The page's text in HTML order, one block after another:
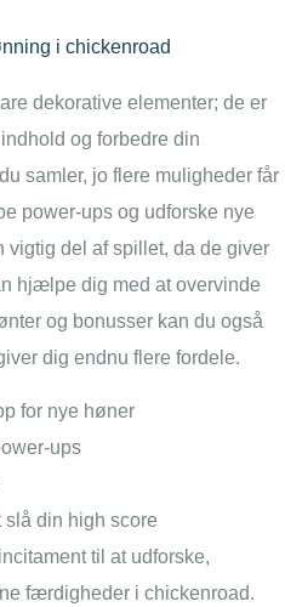
i chickenroad
dekorative elementer; de er
og forbedre din
samler, jo flere muligheder får
power-ups og udforske nye
vigtig del af spillet, da de giver
hjælpe dig med at overvinde
og bonusser kan du også
dig endnu flere fordele.
for nye høner
ups
slå din high score
til at udforske,
færdigheder i chickenroad.